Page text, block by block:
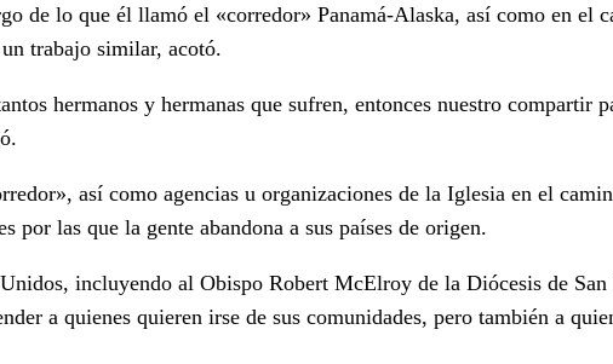
de lo que él llamó el «corredor» Panamá-Alaska, así como en el
trabajo similar, acotó.
hermanos y hermanas que sufren, entonces nuestro
así como agencias u organizaciones de la Iglesia en el
por las que la gente abandona a sus países de origen.
incluyendo al Obispo Robert McElroy de la Diócesis de
a quienes quieren irse de sus comunidades, pero también a